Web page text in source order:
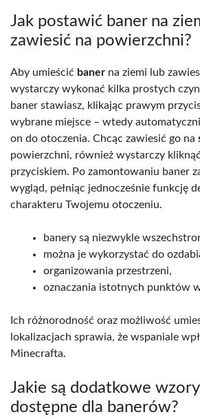
Jak postawić baner na
zawiesić na powierzchni?
Aby umieścić baner na ziemi lub
wystarczy wykonać kilka prostych
baner stawiasz, klikając prawym
wybrane miejsce – wtedy
on do otoczenia. Chcąc zawiesić go na
powierzchni, również wystarczy
przyciskiem. Po zamontowaniu baner
wygląd, pełniąc jednocześnie funkcję
charakteru Twojemu otoczeniu.
banery są niezwykle
można je wykorzystać do
organizowania przestrzeni,
oznaczania istotnych punktów
Ich różnorodność oraz możliwość
lokalizacjach sprawia, że wspaniale
Minecrafta.
Jakie są dodatkowe
dostępne dla banerów?